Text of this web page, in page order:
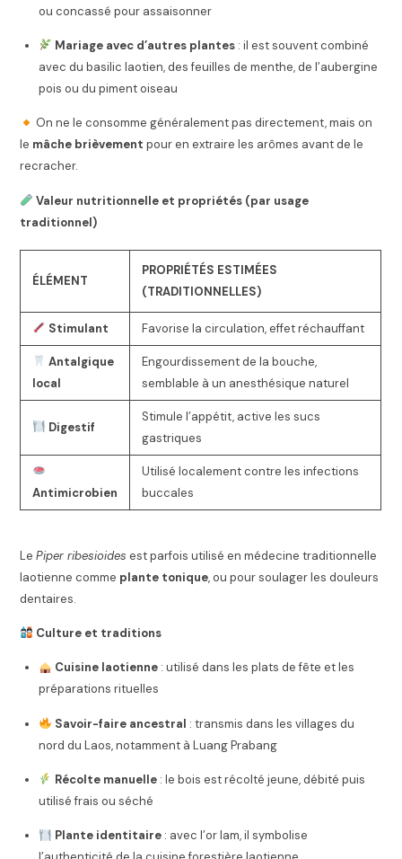
ou concassé pour assaisonner
Mariage avec d’autres plantes : il est souvent combiné
avec du basilic laotien, des feuilles de menthe, de l’aubergine
pois ou du piment oiseau
On ne le consomme généralement pas directement, mais on
le mâche brièvement pour en extraire les arômes avant de le
recracher.
Valeur nutritionnelle et propriétés (par usage
traditionnel)
ÉLÉMENT
PROPRIÉTÉS ESTIMÉES
(TRADITIONNELLES)
Stimulant Favorise la circulation, effet réchauffant
Antalgique
local
Engourdissement de la bouche,
semblable à un anesthésique naturel
Digestif
Stimule l’appétit, active les sucs
gastriques
Antimicrobien
Utilisé localement contre les infections
buccales
LePiper ribesioides est parfois utilisé en médecine traditionnelle
laotienne comme plante tonique, ou pour soulager les douleurs
dentaires.
Culture et traditions
Cuisine laotienne : utilisé dans les plats de fête et les
préparations rituelles
Savoir-faire ancestral : transmis dans les villages du
nord du Laos, notamment à Luang Prabang
Récolte manuelle : le bois est récolté jeune, débité puis
utilisé frais ou séché
Plante identitaire : avec l’or lam, il symbolise